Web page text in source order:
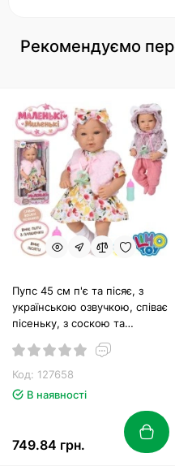
Рекомендуємо
Пупс 45 см п'є та пісяє, з
українською озвучкою, співає
пісеньку, з соскою та
асортименті, у коробці
23х48х14 см.
Код: 127658
В наявності
749.84 грн.